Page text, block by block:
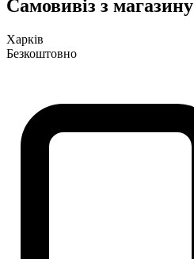
Самовивіз з магазину
Харків
Безкоштовно